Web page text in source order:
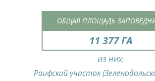
ОБЩАЯ ПЛОЩАДЬ
11 377 ГА
ИЗ НИХ:
Раифский участок